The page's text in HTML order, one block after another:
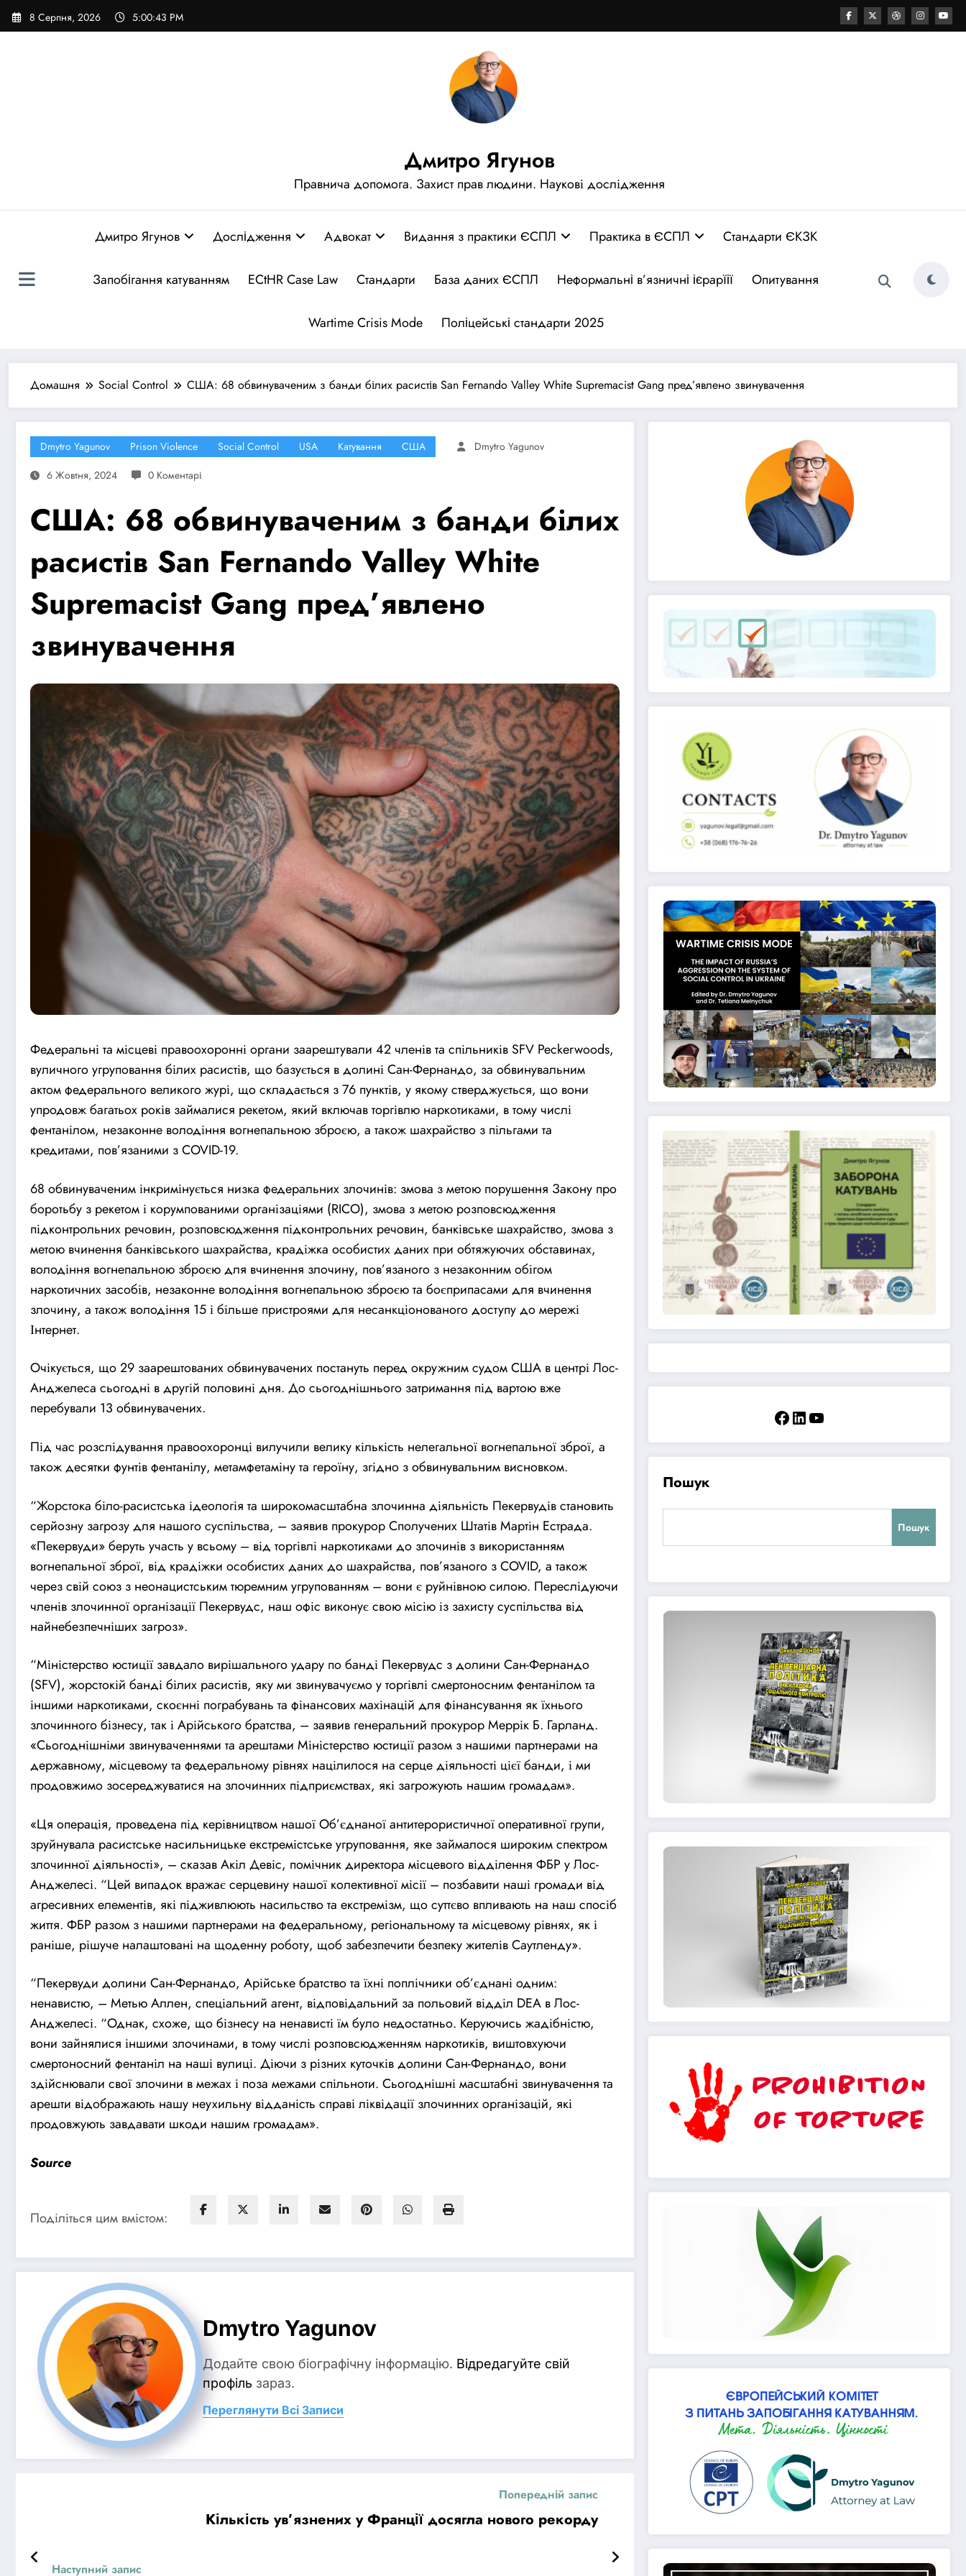
Перейти
до
8 Серпня, 2026 5:00:44 PM
Дмитро Ягунов
Правнича допомога. Захист прав людини. Наукові дослідження
Дмитро Ягунов Дослідження Адвокат Видання з практики ЄСПЛ Практика в ЄСПЛ Стандарти ЄКЗК
Запобігання катуванням ECtHR Case Law Стандарти База даних ЄСПЛ Неформальні в’язничні ієрарїії Опитування
Wartime Crisis Mode Поліцейські стандарти 2025
Домашня Social Control США: 68 обвинуваченим з банди білих расистів San Fernando Valley White Supremacist Gang пред’явлено звинувачення
Dmytro Yagunov Prison Violence Social Control USA Катування США
Dmytro Yagunov
6 Жовтня, 2024
0 Коментарі
США: 68 обвинуваченим з банди білих
расистів San Fernando Valley White
Supremacist Gang пред’явлено
звинувачення
Федеральні та місцеві правоохоронні органи заарештували 42 членів та спільників SFV Peckerwoods,
вуличного угруповання білих расистів, що базується в долині Сан-Фернандо, за обвинувальним
актом федерального великого журі, що складається з 76 пунктів, у якому стверджується, що вони
упродовж багатьох років займалися рекетом, який включав торгівлю наркотиками, в тому числі
фентанілом, незаконне володіння вогнепальною зброєю, а також шахрайство з пільгами та
кредитами, пов’язаними з COVID-19.
68 обвинуваченим інкримінується низка федеральних злочинів: змова з метою порушення Закону про
боротьбу з рекетом і корумпованими організаціями (RICO), змова з метою розповсюдження
підконтрольних речовин, розповсюдження підконтрольних речовин, банківське шахрайство, змова з
метою вчинення банківського шахрайства, крадіжка особистих даних при обтяжуючих обставинах,
володіння вогнепальною зброєю для вчинення злочину, пов’язаного з незаконним обігом
наркотичних засобів, незаконне володіння вогнепальною зброєю та боєприпасами для вчинення
злочину, а також володіння 15 і більше пристроями для несанкціонованого доступу до мережі
Інтернет.
Очікується, що 29 заарештованих обвинувачених постануть перед окружнимсудом США в центрі Лос-
Анджелеса сьогодні в другій половині дня. До сьогоднішнього затримання під вартою вже
перебували 13 обвинувачених.
Під час розслідування правоохоронці вилучили велику кількість нелегальної вогнепальної зброї, а
також десятки фунтів фентанілу, метамфетаміну та героїну, згідно з обвинувальним висновком.
“Жорстока біло-расистська ідеологія та широкомасштабна злочинна діяльність Пекервудів становить
серйозну загрозу для нашого суспільства, – заявив прокурор Сполучених Штатів Мартін Естрада.
«Пекервуди» беруть участь у всьому – від торгівлі наркотиками до злочинів з використанням
вогнепальної зброї, від крадіжки особистих даних до шахрайства, пов’язаного з COVID, а також
через свій союз з неонацистським тюремним угрупованням – вони є руйнівною силою. Переслідуючи
членів злочинної організації Пекервудс, наш офіс виконує свою місію із захисту суспільства від
найнебезпечніших загроз».
“Міністерство юстиції завдало вирішального удару по банді Пекервудс з долини Сан-Фернандо
(SFV), жорстокій банді білих расистів, яку ми звинувачуємо у торгівлі смертоносним фентанілом та
іншими наркотиками, скоєнні пограбувань та фінансових махінацій для фінансування як їхнього
злочинного бізнесу, так і Арійського братства, – заявив генеральний прокурор Меррік Б. Гарланд.
«Сьогоднішніми звинуваченнями та арештами Міністерство юстиції разом з нашими партнерами на
державному, місцевому та федеральному рівнях націлилося на серце діяльності цієї банди, і ми
продовжимо зосереджуватися на злочинних підприємствах, які загрожують нашим громадам».
«Ця операція, проведена під керівництвом нашої Об’єднаної антитерористичної оперативної групи,
зруйнувала расистське насильницьке екстремістське угруповання, яке займалося широким спектром
злочинної діяльності», – сказав Акіл Девіс, помічник директора місцевого відділення ФБР у Лос-
Анджелесі. “Цей випадок вражає серцевину нашої колективної місії – позбавити наші громади від
агресивних елементів, які підживлюють насильство та екстремізм, що суттєво впливають на наш спосіб
життя. ФБР разом з нашими партнерами на федеральному, регіональному та місцевому рівнях, як і
раніше, рішуче налаштовані на щоденну роботу, щоб забезпечити безпеку жителів Саутленду».
“Пекервуди долини Сан-Фернандо, Арійське братство та їхні поплічники об’єднані одним:
ненавистю, – Метью Аллен, спеціальний агент, відповідальний за польовий відділ DEA в Лос-
Анджелесі. “Однак, схоже, що бізнесу на ненависті їм було недостатньо. Керуючись жадібністю,
вони зайнялися іншими злочинами, в тому числі розповсюдженням наркотиків, виштовхуючи
смертоносний фентаніл на наші вулиці. Діючи з різних куточків долини Сан-Фернандо, вони
здійснювали свої злочини в межах і поза межами спільноти. Сьогоднішні масштабні звинувачення та
арешти відображають нашу неухильну відданість справі ліквідації злочинних організацій, які
продовжують завдавати шкоди нашим громадам».
Source
Поділіться цим вмістом:
Dmytro Yagunov
Додайте свою біографічну інформацію. Відредагуйте свій
профіль зараз.
Переглянути Всі Записи
Попередній запис
Кількість ув’язнених у Франції досягла нового рекорду
Наступний запис
Facebook
LinkedIn
YouTube
Пошук
Пошук